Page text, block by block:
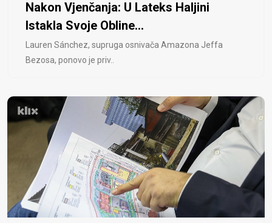
Nakon Vjenčanja: U Lateks Haljini
Istakla Svoje Obline...
Lauren Sánchez, supruga osnivača Amazona Jeffa
Bezosa, ponovo je priv..